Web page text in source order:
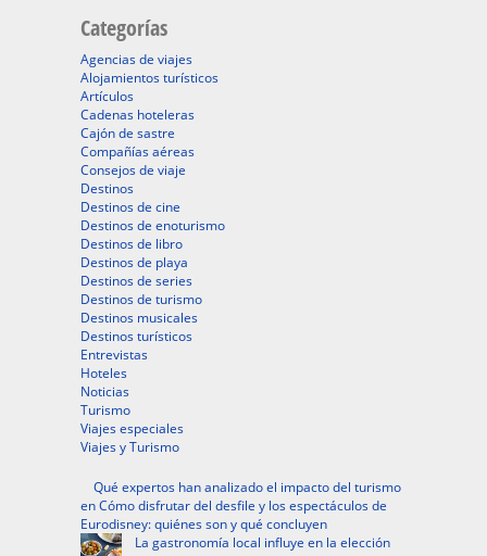
Categorías
Agencias de viajes
Alojamientos turísticos
Artículos
Cadenas hoteleras
Cajón de sastre
Compañías aéreas
Consejos de viaje
Destinos
Destinos de cine
Destinos de enoturismo
Destinos de libro
Destinos de playa
Destinos de series
Destinos de turismo
Destinos musicales
Destinos turísticos
Entrevistas
Hoteles
Noticias
Turismo
Viajes especiales
Viajes y Turismo
Qué expertos han analizado el impacto del turismo
en Cómo disfrutar del desfile y los espectáculos de
Eurodisney: quiénes son y qué concluyen
La gastronomía local influye en la elección